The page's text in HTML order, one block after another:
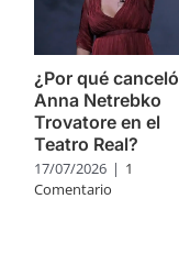
¿Por qué canceló
Anna Netrebko
Trovatore en el
Teatro Real?
17/07/2026 | 1
Comentario